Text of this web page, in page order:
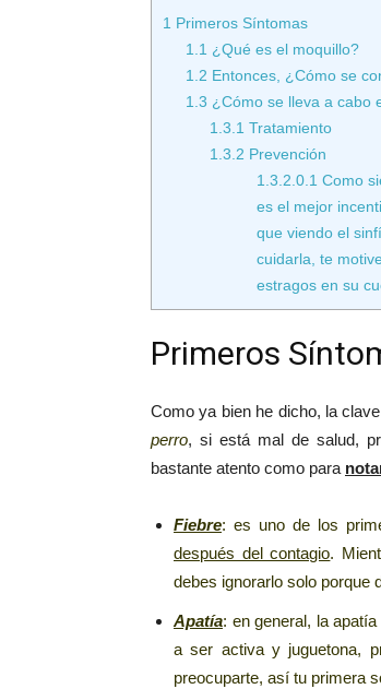
1 Primeros Síntomas
1.1 ¿Qué es el moquillo?
1.2 Entonces, ¿Cómo se
1.3 ¿Cómo se lleva a cabo
1.3.1 Tratamiento
1.3.2 Prevención
1.3.2.0.1 Como
es el mejor
que viendo el
cuidarla, te
estragos en su
Primeros
Como ya bien he dicho, la
perro, si está mal de salud,
bastante atento como para
Fiebre: es uno de los
después del contagio.
debes ignorarlo solo porque
Apatía: en general, la
a ser activa y juguetona,
preocuparte, así tu primera